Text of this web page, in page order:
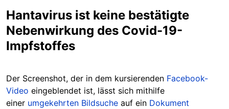
Hantavirus ist keine bestätigte
Nebenwirkung des Covid-19-
Impfstoffes
Der Screenshot, der in dem kursierenden Facebook-
Video eingeblendet ist, lässt sich mithilfe
einer umgekehrten Bildsuche auf ein Dokument